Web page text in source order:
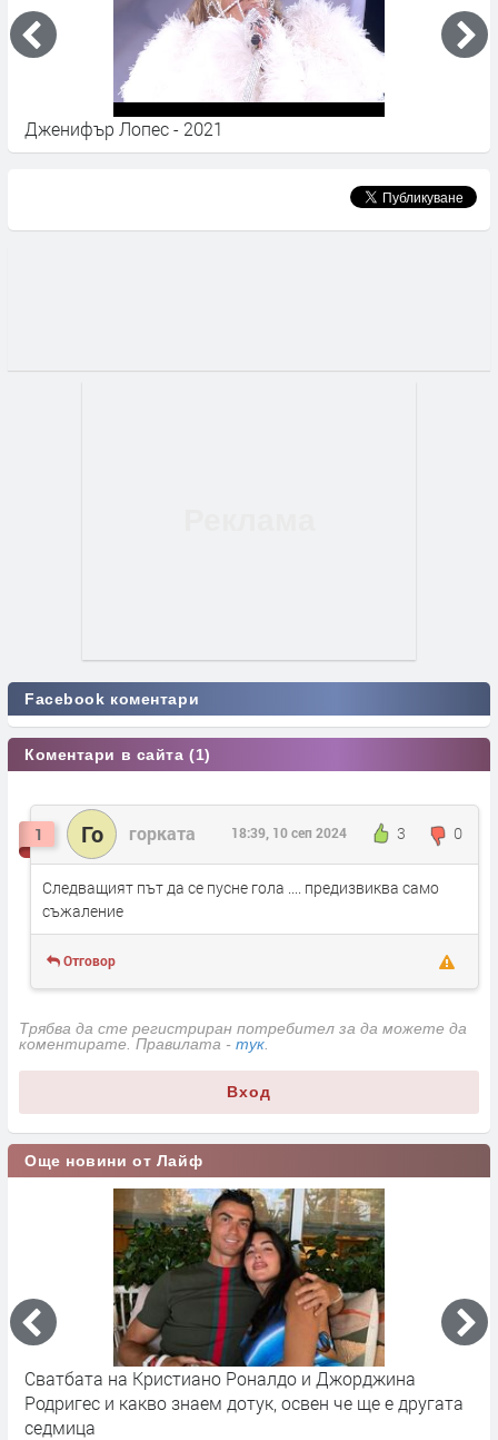
Дженифър Лопес - 2021
Facebook коментари
Коментари в сайта (1)
1 Го горката 3 0
18:39, 10 сеп 2024
Следващият път да се пусне гола .... предизвиква само
съжаление
Отговор
Трябва да сте регистриран потребител за да можете да
коментирате. Правилата - тук
Вход
Още новини от Лайф
Сватбата на Кристиано Роналдо и Джорджина
Родригес и какво знаем дотук, освен че ще е другата
седмица